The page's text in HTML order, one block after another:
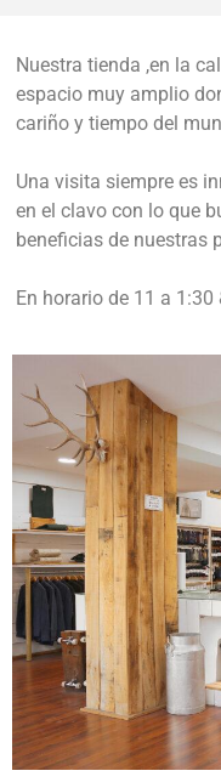
Nuestra tienda ,en la
espacio muy amplio
cariño y tiempo del
Una visita siempre es
en el clavo con lo que
beneficias de nuestras
En horario de 11 a